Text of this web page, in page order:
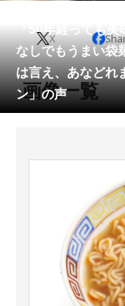
メディア
注目記事を集めた
スマホと通信の最
進化するPCとデ
好きが集まる 比
ビジネスと働き方
AI活用のいまが分
「50年経っても
なしでもうまい
は言え、あなどれ
ン」の声
X
画像一覧